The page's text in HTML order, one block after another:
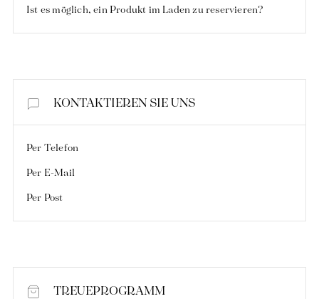
Entdecken Sie unser Universum
Ist es möglich, ein Produkt im Laden zu reservieren?
KONTAKTIEREN SIE UNS
Per Telefon
Per E-Mail
Per Post
TREUEPROGRAMM